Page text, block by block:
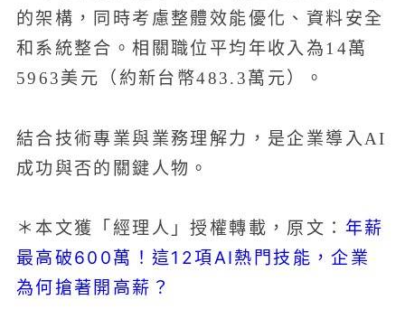
的架構，同時考慮整體效能優化、資料安全
和系統整合。相關職位平均年收入為14萬
5963美元（約新台幣483.3萬元）。
結合技術專業與業務理解力，是企業導入AI
成功與否的關鍵人物。
＊本文獲「經理人」授權轉載，原文： 年薪
最高破600萬！這12項AI熱門技能，企業
為何搶著開高薪？